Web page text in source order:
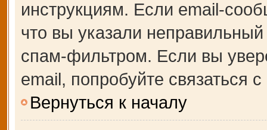
инструкциям. Если email-
что вы указали
спам-фильтром. Если вы
email, попробуйте связаться
Вернуться к началу